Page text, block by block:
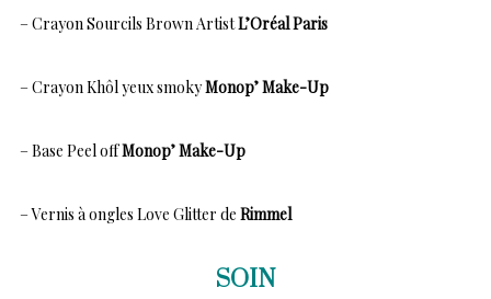
– Crayon Sourcils Brown ArtistL’Oréal Paris
– Crayon Khôl yeux smokyMonop’ Make-Up
– Base Peel offMonop’ Make-Up
– Vernis à ongles Love Glitter de Rimmel
SOIN